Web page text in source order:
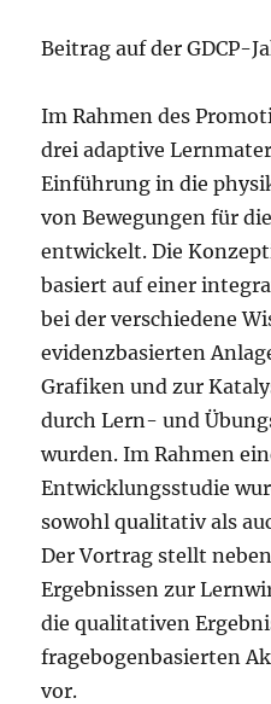
Beitrag auf der GDCP-
Im Rahmen des
drei adaptive
Einführung in die
von Bewegungen für
entwickelt. Die
basiert auf einer
bei der verschiedene
evidenzbasierten
Grafiken und zur
durch Lern- und
wurden. Im Rahmen
Entwicklungsstudie
sowohl qualitativ als
Der Vortrag stellt
Ergebnissen zur
die qualitativen
fragebogenbasierten
vor.